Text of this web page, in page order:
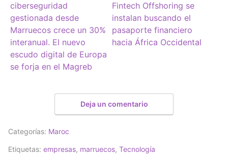
ciberseguridad
gestionada desde
Marruecos crece un 30%
interanual. El nuevo
escudo digital de Europa
se forja en el Magreb
Fintech Offshoring se
instalan buscando el
pasaporte financiero
hacia África Occidental
Deja un comentario
Categorías: Maroc
Etiquetas: empresas, marruecos, Tecnología